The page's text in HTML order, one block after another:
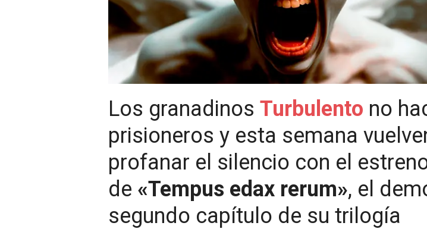
Los granadinos Turbulento no
prisioneros y esta semana
profanar el silencio con el
de «Tempus edax rerum», el
segundo capítulo de su trilogía